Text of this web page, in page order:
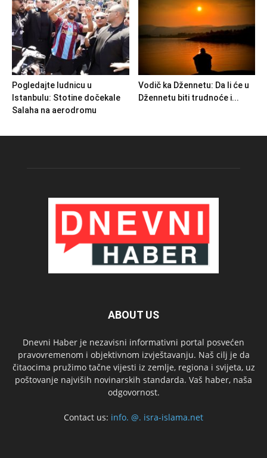
Pogledajte ludnicu u
Istanbulu: Stotine dočekale
Salaha na aerodromu
Vodič ka Džennetu: Da li će u
Džennetu biti trudnoće i...
ABOUT US
Dnevni Haber je nezavisni informativni portal posvećen
pravovremenom i objektivnom izvještavanju. Naš cilj je da
čitaocima pružimo tačne vijesti iz zemlje, regiona i svijeta, uz
poštovanje najviših novinarskih standarda. Vaš haber, naša
odgovornost.
Contact us: info. @. isra-islama.net